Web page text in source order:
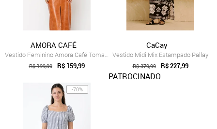
AMORA CAFÉ
Vestido Feminino Amora Café Tomara que C...
R$ 199,90 R$ 159,99
CaCay
Vestido Midi Mix Estampado Pallay
R$ 379,99 R$ 227,99
PATROCINADO
-70%